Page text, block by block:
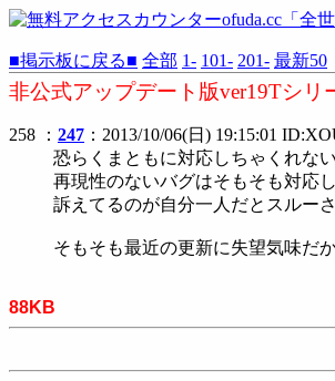
■掲示板に戻る■ 全部 1- 101- 201- 最新50
非公式アップデート版ver19Tシリ
258 ： 247 ：2013/10/06(日) 19:15:01
恐らくまともに対応しちゃくれない
再現性のないバグはそもそも対応
訴えてるのが自分一人だとスルー
そもそも最近の更新に失望気味だ
88KB